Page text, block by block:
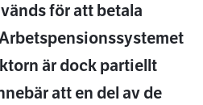
för att betala
är dock partiellt
att en del av de